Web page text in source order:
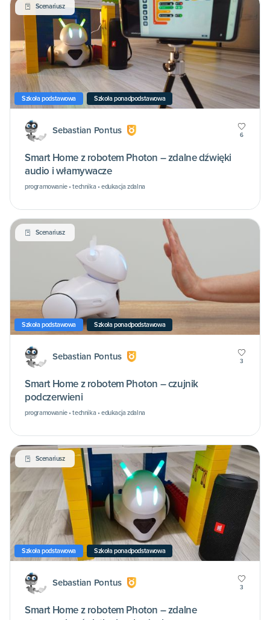
Scenariusz
Szkoła podstawowa Szkoła ponadpodstawowa
Sebastian Pontus 6
Smart Home z robotem Photon – zdalne dźwięki
audio i włamywacze
programowanie • technika • edukacja zdalna
Scenariusz
Szkoła podstawowa Szkoła ponadpodstawowa
Sebastian Pontus 3
Smart Home z robotem Photon – czujnik
podczerwieni
programowanie • technika • edukacja zdalna
Scenariusz
Szkoła podstawowa Szkoła ponadpodstawowa
Sebastian Pontus 3
Smart Home z robotem Photon – zdalne